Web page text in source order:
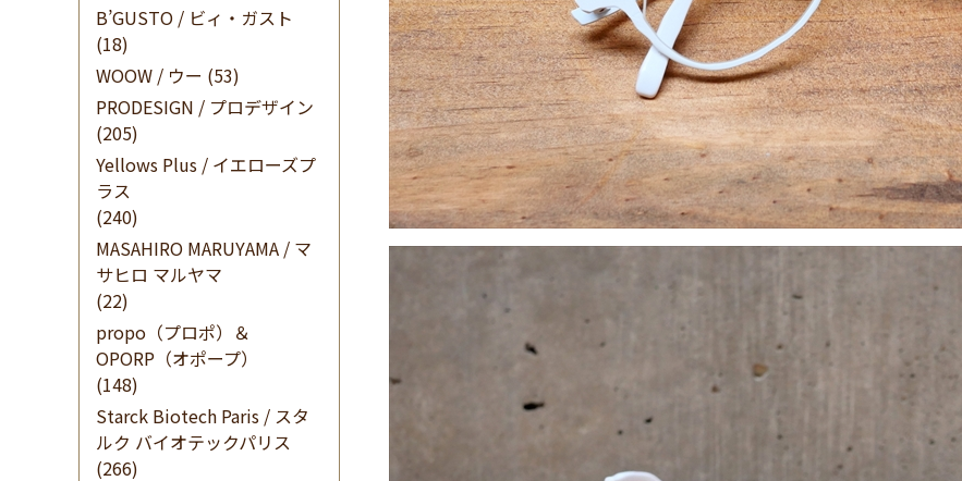
B’GUSTO / ビィ・ガスト
(18)
WOOW / ウー (53)
PRODESIGN / プロデザイン
(205)
Yellows Plus / イエローズプ
ラス
(240)
MASAHIRO MARUYAMA / マ
サヒロ マルヤマ
(22)
propo（プロポ）＆
OPORP（オポープ）
(148)
Starck Biotech Paris / スタ
ルク バイオテックパリス
(266)